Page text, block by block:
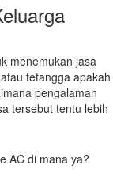
menemukan jasa
tetangga apakah
pengalaman
tersebut tentu lebih
AC di mana ya?